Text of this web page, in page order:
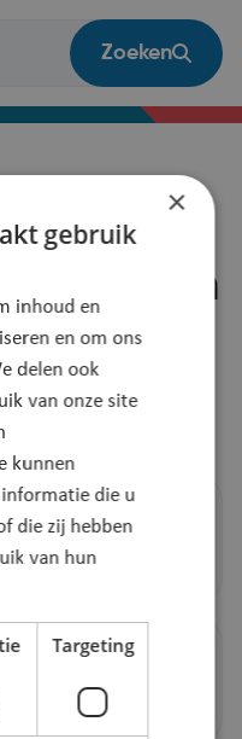
Zoeken
aan
×
gebruik
inhoud en
en om ons
delen ook
van onze site
kunnen
die u
die zij hebben
van hun
Targeting